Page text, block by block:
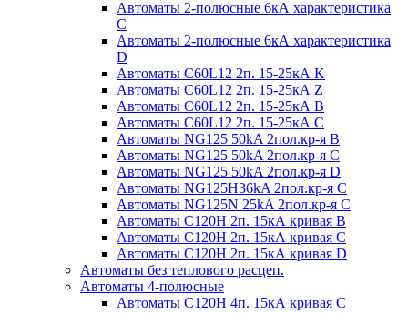
Автоматы 2-полюсные 6кА характеристика
C
Автоматы 2-полюсные 6кА характеристика
D
Автоматы C60L12 2п. 15-25кА K
Автоматы C60L12 2п. 15-25кА Z
Автоматы C60L12 2п. 15-25кА B
Автоматы C60L12 2п. 15-25кА C
Автоматы NG125 50kA 2пол.кр-я B
Автоматы NG125 50kA 2пол.кр-я C
Автоматы NG125 50kA 2пол.кр-я D
Автоматы NG125H36kA 2пол.кр-я C
Автоматы NG125N 25kA 2пол.кр-я C
Автоматы С120H 2п. 15кА кривая B
Автоматы С120H 2п. 15кА кривая C
Автоматы С120H 2п. 15кА кривая D
Автоматы без теплового расцеп.
Автоматы 4-полюсные
Автоматы С120H 4п. 15кА кривая C